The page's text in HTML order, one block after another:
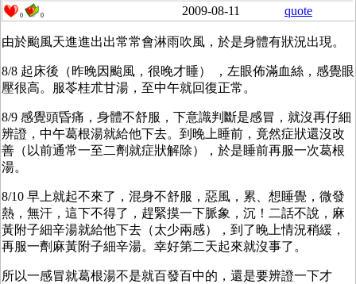
0 0 2009-08-11 quote
由於颱風天進進出出常常會淋雨吹風，於是身體有狀況出現。
8/8 起床後（昨晚因颱風，很晚才睡） ，左眼佈滿血絲，感覺眼
壓很高。服苓桂朮甘湯，至中午就回復正常。
8/9 感覺頭昏痛，身體不舒服，下意識判斷是感冒，就沒再仔細
辨證，中午葛根湯就給他下去。到晚上睡前，竟然症狀還沒改
善（以前通常一至二劑就症狀解除），於是睡前再服一次葛根
湯。
8/10 早上就起不來了，混身不舒服，惡風，累、想睡覺，微發
熱，無汗，這下不得了，趕緊摸一下脈象，沉！二話不說，麻
黃附子細辛湯就給他下去（太少兩感），到了晚上情況稍緩，
再服一劑麻黃附子細辛湯。幸好第二天起來就沒事了。
所以一感冒就葛根湯不是就百發百中的，還是要辨證一下才